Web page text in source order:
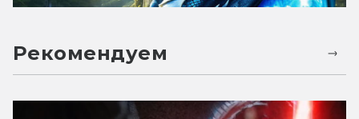
Рекомендуем